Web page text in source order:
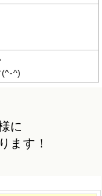
(^-^)
に
ます！